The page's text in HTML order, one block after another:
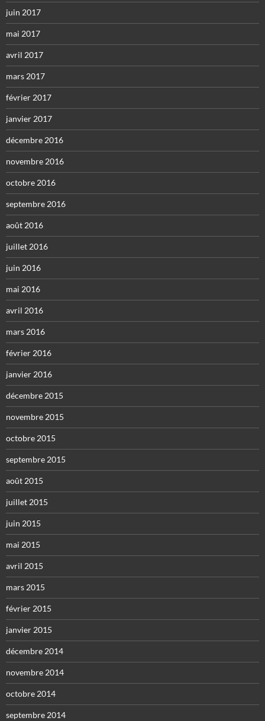
juin 2017
mai 2017
avril 2017
mars 2017
février 2017
janvier 2017
décembre 2016
novembre 2016
octobre 2016
septembre 2016
août 2016
juillet 2016
juin 2016
mai 2016
avril 2016
mars 2016
février 2016
janvier 2016
décembre 2015
novembre 2015
octobre 2015
septembre 2015
août 2015
juillet 2015
juin 2015
mai 2015
avril 2015
mars 2015
février 2015
janvier 2015
décembre 2014
novembre 2014
octobre 2014
septembre 2014